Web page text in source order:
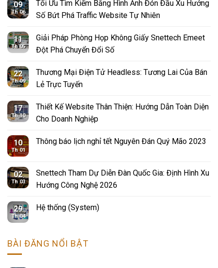
09
Th 06
Tối Ưu Tìm Kiếm Bằng Hình Ảnh Đón Đầu Xu Hướng
Số Bứt Phá Traffic Website Tự Nhiên
11
Th 05
Giải Pháp Phòng Họp Không Giấy Snettech Emeet
Đột Phá Chuyển Đổi Số
22
Th 09
Thương Mại Điện Tử Headless: Tương Lai Của Bán
Lẻ Trực Tuyến
17
Th 10
Thiết Kế Website Thân Thiện: Hướng Dẫn Toàn Diện
Cho Doanh Nghiệp
10
Th 01
Thông báo lịch nghỉ tết Nguyên Đán Quý Mão 2023
02
Th 03
Snettech Tham Dự Diễn Đàn Quốc Gia: Định Hình Xu
Hướng Công Nghệ 2026
29
Th 04
Hệ thống (System)
BÀI ĐĂNG NỔI BẬT